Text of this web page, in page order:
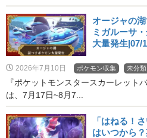
オージャの
ミガルーサ
大量発生|07/
2026年7月10日 ポケモン収集 未分類
『ポケットモンスタースカーレット
は、7月17日~8月7...
「はねる！
はいつから